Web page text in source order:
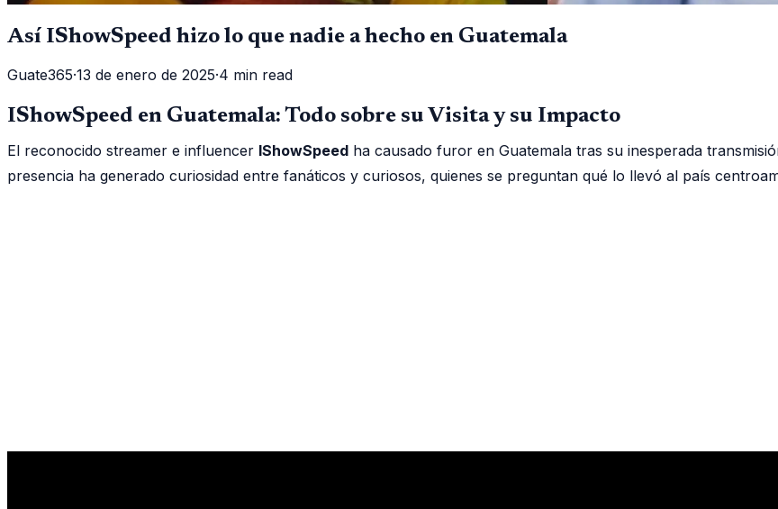
Así IShowSpeed hizo lo que nadie a hecho en Guatemala
Guate365·13 de enero de 2025·4 min read
IShowSpeed en Guatemala: Todo sobre su Visita y su Impacto
El reconocido streamer e influencer IShowSpeed ha causado furor en Guatemala tras su inesperada
presencia ha generado curiosidad entre fanáticos y curiosos, quienes se preguntan qué lo llevó al país